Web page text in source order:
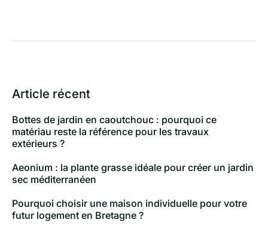
Article récent
Bottes de jardin en caoutchouc : pourquoi ce
matériau reste la référence pour les travaux
extérieurs ?
Aeonium : la plante grasse idéale pour créer un jardin
sec méditerranéen
Pourquoi choisir une maison individuelle pour votre
futur logement en Bretagne ?